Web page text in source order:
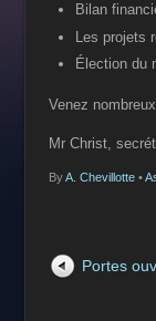
Bilan
Les projets
Élection du
Venez
Mr Christ, s
ByA. Chevillotte•
Portes